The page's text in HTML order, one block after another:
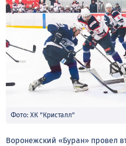
Фото: ХК "Кристалл"
Воронежский «Буран» провел